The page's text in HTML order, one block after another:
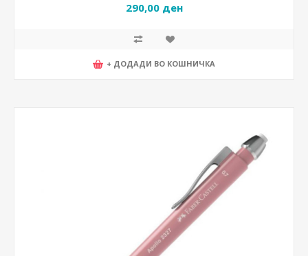
290,00 ден
+ ДОДАДИ ВО КОШНИЧКА